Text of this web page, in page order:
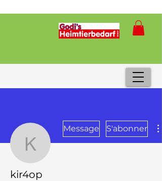
kir4op
Message S'abonner
kir4op